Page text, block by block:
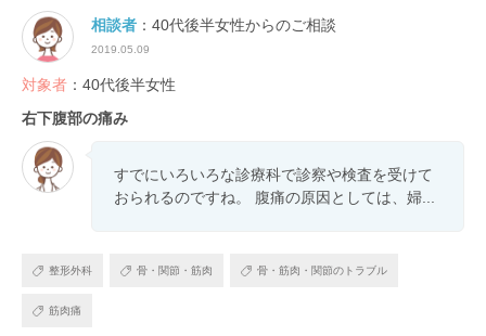
相談者 ：40代後半女性からのご相談
2019.05.09
対象者 ：40代後半女性
右下腹部の痛み
すでにいろいろな診療科で診察や検査を受けて
おられるのですね。 腹痛の原因としては、婦...
整形外科 骨・関節・筋肉 骨・筋肉・関節のトラブル
筋肉痛